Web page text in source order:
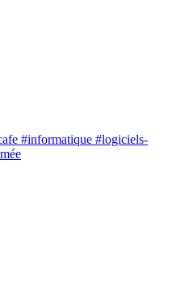
#informatique #logiciels-